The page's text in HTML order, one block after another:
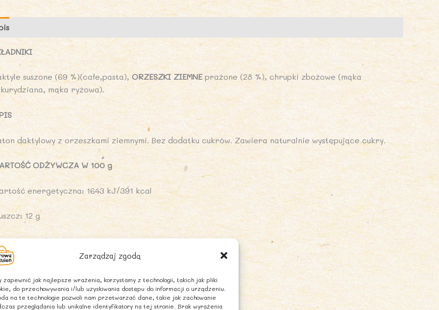
Zarządzaj zgodą
zapewnić jak najlepsze wrażenia, korzystamy z technologii, takich jak pliki
do przechowywania i/lub uzyskiwania dostępu do informacji o urządzeniu.
na te technologie pozwoli nam przetwarzać dane, takie jak zachowanie
przeglądania lub unikalne identyfikatory na tej stronie. Brak wyrażenia
CUKRÓW
35
DOBRA
KALORIA
suszone (69 %)(całe,pasta), ORZESZKI ZIEMNEprażone (28 %), chrupki zbożowe (mąka
mąka ryżowa).
daktylowy z orzeszkami ziemnymi. Bez dodatku cukrów. Zawiera naturalnie występujące cukry.
ODŻYWCZA W 100 g
energetyczna: 1643 kJ/391 kcal
12 g
kwasy tłuszczowe nasycone: 1,5 g
58 g
cukry: 44 g